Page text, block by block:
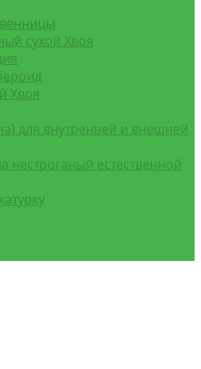
сухой Хвоя
Хвоя
для внутренней и внешней
нестроганый естественной